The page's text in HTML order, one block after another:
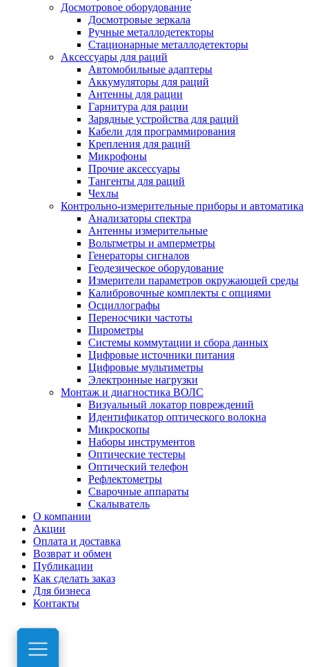
Досмотровое оборудование
Досмотровые зеркала
Ручные металлодетекторы
Стационарные металлодетекторы
Аксессуары для раций
Автомобильные адаптеры
Аккумуляторы для раций
Антенны для рации
Гарнитура для рации
Зарядные устройства для раций
Кабели для программирования
Крепления для раций
Микрофоны
Прочие аксессуары
Тангенты для раций
Чехлы
Контрольно-измерительные приборы и автоматика
Анализаторы спектра
Антенны измерительные
Вольтметры и амперметры
Генераторы сигналов
Геодезическое оборудование
Измерители параметров окружающей среды
Калибровочные комплекты с опциями
Осциллографы
Переносчики частоты
Пирометры
Системы коммутации и сбора данных
Цифровые источники питания
Цифровые мультиметры
Электронные нагрузки
Монтаж и диагностика ВОЛС
Визуальный локатор повреждений
Идентификатор оптического волокна
Микроскопы
Наборы инструментов
Оптические тестеры
Оптический телефон
Рефлектометры
Сварочные аппараты
Скалыватель
О компании
Акции
Оплата и доставка
Возврат и обмен
Публикации
Как сделать заказ
Для бизнеса
Контакты